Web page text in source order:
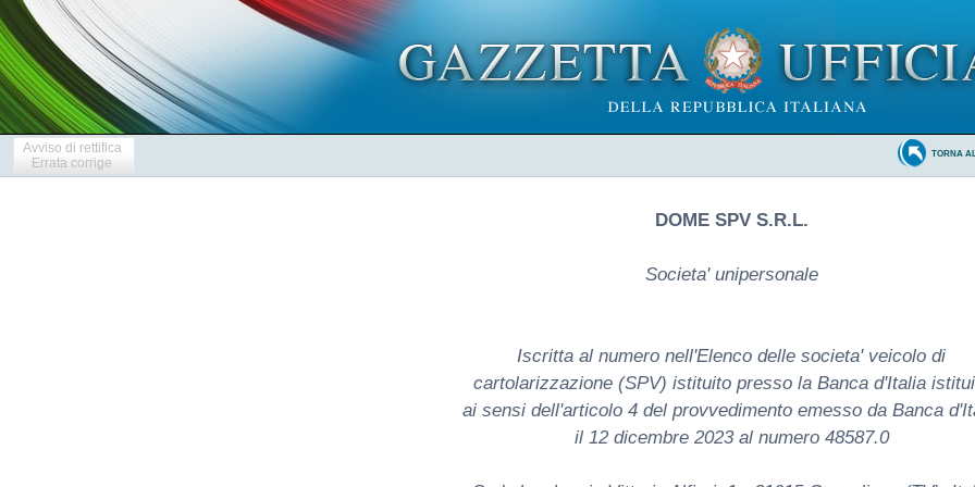
Avviso di rettifica
Errata corrige
TORNA
DOME SPV S.R.L.
Societa' unipersonale
Iscritta al numero nell'Elenco delle societa' veicolo di
cartolarizzazione (SPV) istituito presso la Banca d'Italia
ai sensi dell'articolo 4 del provvedimento emesso da Banca
il 12 dicembre 2023 al numero 48587.0